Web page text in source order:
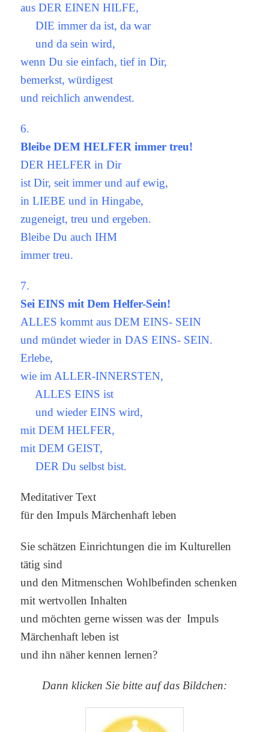
aus DER EINEN HILFE,
DIE immer da ist, da war
und da sein wird,
wenn Du sie einfach, tief in Dir,
bemerkst, würdigest
und reichlich anwendest.
6.
Bleibe DEM HELFER immer treu!
DER HELFER in Dir
ist Dir, seit immer und auf ewig,
in LIEBE und in Hingabe,
zugeneigt, treu und ergeben.
Bleibe Du auch IHM
immer treu.
7.
Sei EINS mit Dem Helfer-Sein!
ALLES kommt aus DEM EINS- SEIN
und mündet wieder in DAS EINS- SEIN.
Erlebe,
wie im ALLER-INNERSTEN,
ALLES EINS ist
und wieder EINS wird,
mit DEM HELFER,
mit DEM GEIST,
DER Du selbst bist.
Meditativer Text
für den Impuls Märchenhaft leben
Sie schätzen Einrichtungen die im Kulturellen
tätig sind
und den Mitmenschen Wohlbefinden schenken
mit wertvollen Inhalten
und möchten gerne wissen was der Impuls
Märchenhaft leben ist
und ihn näher kennen lernen?
Dann klicken Sie bitte auf das Bildchen: